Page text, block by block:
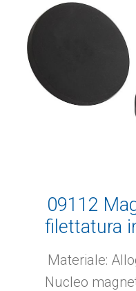
09112
filettatura
con
Materiale:
Nucleo